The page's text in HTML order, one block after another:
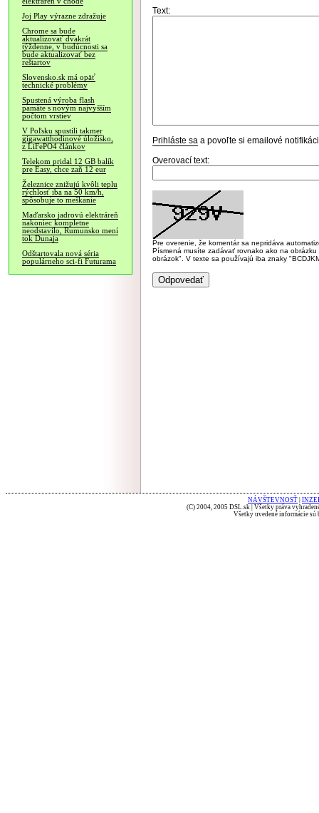
Joj Play výrazne zdražuje
Chrome sa bude
aktualizovať dvakrát
týždenne, v budúcnosti sa
bude aktualizovať bez
reštartov
Slovensko.sk má opäť
technické problémy
Spustená výroba flash
pamäte s novým najvyšším
počtom vrstiev
V Poľsku spustili takmer
gigawatthodinové úložisko,
z LiFePO4 článkov
Telekom pridal 12 GB balík
pre Easy, chce zaň 12 eur
Železnice znižujú kvôli teplu
rýchlosť iba na 50 km/h,
spôsobuje to meškanie
Maďarsko jadrovú elektráreň
nakoniec kompletne
neodstavilo, Rumunsko mení
tok Dunaja
Odštartovala nová séria
populárneho sci-fi Futurama
Text:
Prihláste sa a povoľte si emailové
Overovací text:
Pre overenie, že komentár sa nepridáva
Písmená musíte zadávať rovnako ako na
obrázok". V texte sa používajú iba znaky
NÁVŠTEVNOSŤ
(C) 2004, 2005 DSL.sk | Všetky práva
Všetky uvedené informácie sú